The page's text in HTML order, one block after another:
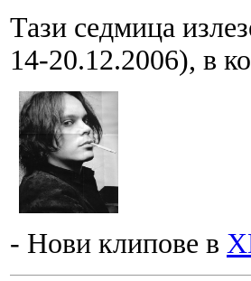
Тази седмица
14-20.12.2006), в
- Нови клипове в